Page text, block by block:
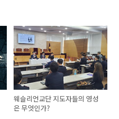
웨슬리언교단 지도자들의 영성
은 무엇인가?